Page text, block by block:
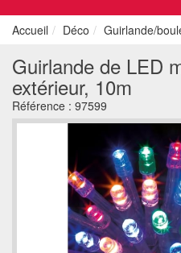
Accueil Déco Guirlande/
Guirlande de LED
extérieur, 10m
Référence : 97599